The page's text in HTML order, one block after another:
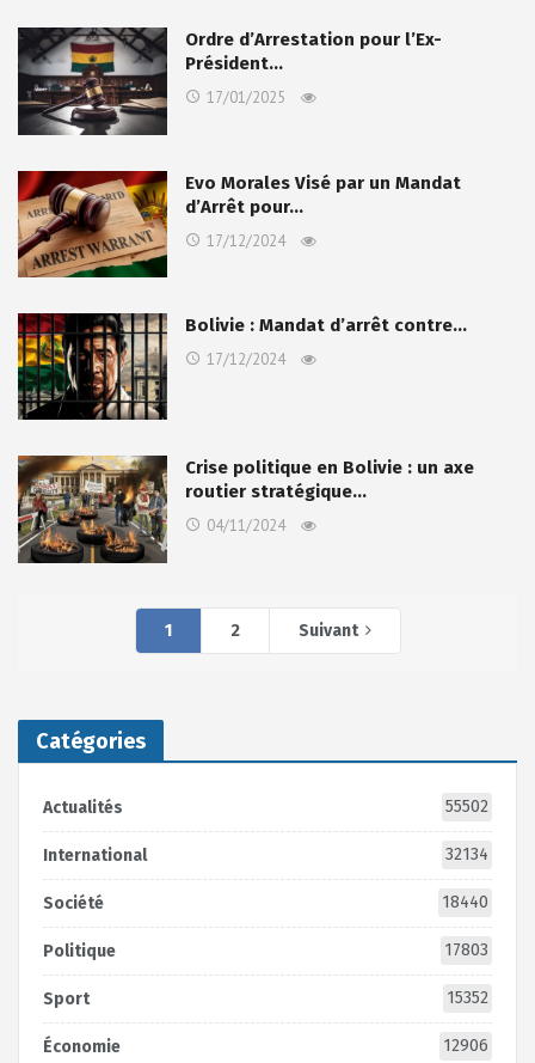
Ordre d’Arrestation pour l’Ex-
Président…
17/01/2025
Evo Morales Visé par un Mandat
d’Arrêt pour…
17/12/2024
Bolivie : Mandat d’arrêt contre…
17/12/2024
Crise politique en Bolivie : un axe
routier stratégique…
04/11/2024
1 2 Suivant
Catégories
Actualités 55502
International 32134
Société 18440
Politique 17803
Sport 15352
Économie 12906